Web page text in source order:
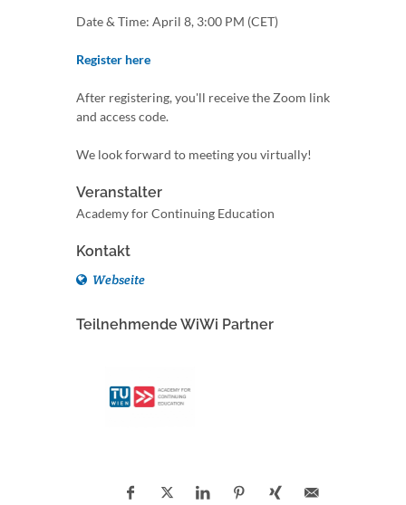
Date & Time: April 8, 3:00 PM (CET)
Register here
After registering, you'll receive the Zoom link
and access code.
We look forward to meeting you virtually!
Veranstalter
Academy for Continuing Education
Kontakt
Webseite
Teilnehmende WiWi Partner